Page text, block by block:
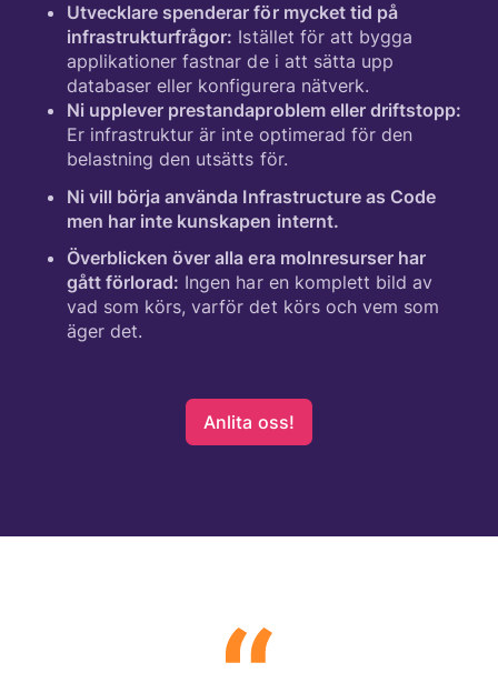
Utvecklare spenderar för mycket tid på
infrastrukturfrågor: Istället för att bygga
applikationer fastnar de i att sätta upp
databaser eller konfigurera nätverk.
Ni upplever prestandaproblem eller driftstopp:
Er infrastruktur är inte optimerad för den
belastning den utsätts för.
Ni vill börja använda Infrastructure as Code
men har inte kunskapen internt.
Överblicken över alla era molnresurser har
gått förlorad: Ingen har en komplett bild av
vad som körs, varför det körs och vem som
äger det.
Anlita oss!